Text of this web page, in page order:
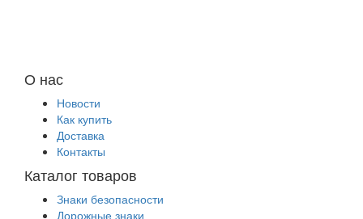
О нас
Новости
Как купить
Доставка
Контакты
Каталог товаров
Знаки безопасности
Дорожные знаки